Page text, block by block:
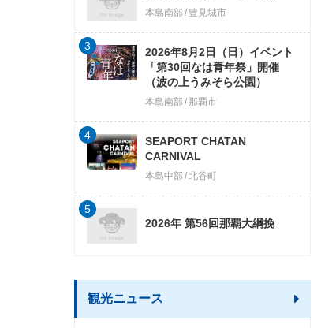
本島南部 豊見城市
2026年8月2日（日）イベント
「第30回なは青年祭」開催
（波の上うみそら公園）
本島南部 那覇市
3
SEAPORT CHATAN
CARNIVAL
本島中部 北谷町
4
2026年 第56回那覇大綱挽
5
観光ニュース